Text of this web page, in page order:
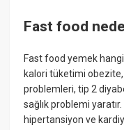
Fast food
Fast food yemek hangi
kalori tüketimi
problemleri, tip 2
sağlık problemi
hipertansiyon ve